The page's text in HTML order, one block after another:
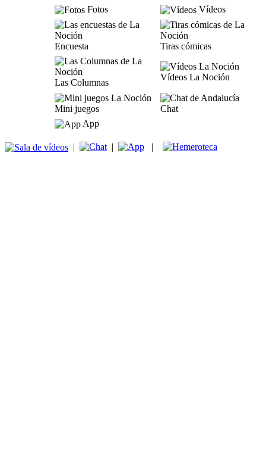
Fotos
Vídeos
Encuesta Tiras cómicas
Las Columnas
Vídeos La Noción
Mini juegos
Chat
App
| | |